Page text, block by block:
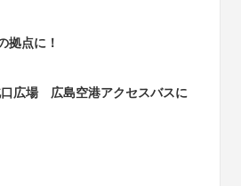
拠点に！
口広場 広島空港アクセスバスに